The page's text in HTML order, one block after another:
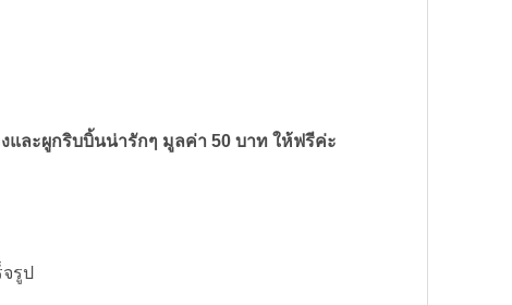
และผูกริบบิ้นน่ารักๆ มูลค่า 50 บาท ให้ฟรีค่ะ
รูป